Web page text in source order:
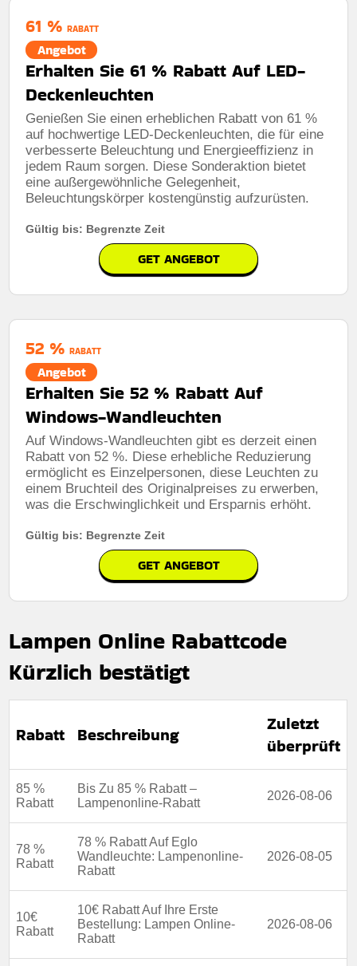
61 % RABATT
Angebot
Erhalten Sie 61 % Rabatt Auf LED-
Deckenleuchten
Genießen Sie einen erheblichen Rabatt von 61 %
auf hochwertige LED-Deckenleuchten, die für eine
verbesserte Beleuchtung und Energieeffizienz in
jedem Raum sorgen. Diese Sonderaktion bietet
eine außergewöhnliche Gelegenheit,
Beleuchtungskörper kostengünstig aufzurüsten.
Gültig bis: Begrenzte Zeit
GET ANGEBOT
52 % RABATT
Angebot
Erhalten Sie 52 % Rabatt Auf
Windows-Wandleuchten
Auf Windows-Wandleuchten gibt es derzeit einen
Rabatt von 52 %. Diese erhebliche Reduzierung
ermöglicht es Einzelpersonen, diese Leuchten zu
einem Bruchteil des Originalpreises zu erwerben,
was die Erschwinglichkeit und Ersparnis erhöht.
Gültig bis: Begrenzte Zeit
GET ANGEBOT
Lampen Online Rabattcode
Kürzlich bestätigt
Rabatt Beschreibung
Zuletzt
überprüft
85 %
Rabatt
Bis Zu 85 % Rabatt –
Lampenonline-Rabatt
2026-08-06
78 %
Rabatt
78 % Rabatt Auf Eglo
Wandleuchte: Lampenonline-
Rabatt
2026-08-05
10€
Rabatt
10€ Rabatt Auf Ihre Erste
Bestellung: Lampen Online-
Rabatt
2026-08-06